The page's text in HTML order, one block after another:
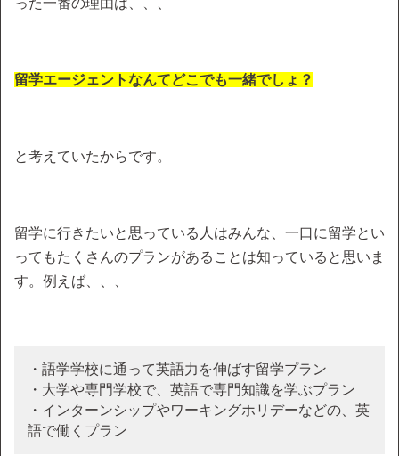
留学エージェントなんてどこでも一緒でしょ？
と考えていたからです。
留学に行きたいと思っている人はみんな、一口に留学とい
ってもたくさんのプランがあることは知っていると思いま
す。例えば、、、
・語学学校に通って英語力を伸ばす留学プラン
・大学や専門学校で、英語で専門知識を学ぶプラン
・インターンシップやワーキングホリデーなどの、英
語で働くプラン